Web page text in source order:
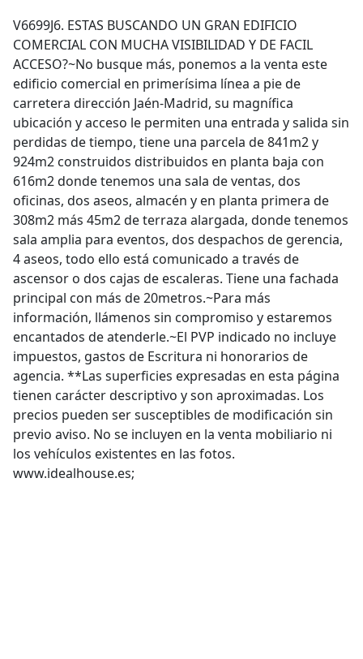
V6699J6. ESTAS BUSCANDO UN GRAN EDIFICIO
COMERCIAL CON MUCHA VISIBILIDAD Y DE FACIL
ACCESO?~No busque más, ponemos a la venta este
edificio comercial en primerísima línea a pie de
carretera dirección Jaén-Madrid, su magnífica
ubicación y acceso le permiten una entrada y salida sin
perdidas de tiempo, tiene una parcela de 841m2 y
924m2 construidos distribuidos en planta baja con
616m2 donde tenemos una sala de ventas, dos
oficinas, dos aseos, almacén y en planta primera de
308m2 más 45m2 de terraza alargada, donde tenemos
sala amplia para eventos, dos despachos de gerencia,
4 aseos, todo ello está comunicado a través de
ascensor o dos cajas de escaleras. Tiene una fachada
principal con más de 20metros.~Para más
información, llámenos sin compromiso y estaremos
encantados de atenderle.~El PVP indicado no incluye
impuestos, gastos de Escritura ni honorarios de
agencia. **Las superficies expresadas en esta página
tienen carácter descriptivo y son aproximadas. Los
precios pueden ser susceptibles de modificación sin
previo aviso. No se incluyen en la venta mobiliario ni
los vehículos existentes en las fotos.
www.idealhouse.es;